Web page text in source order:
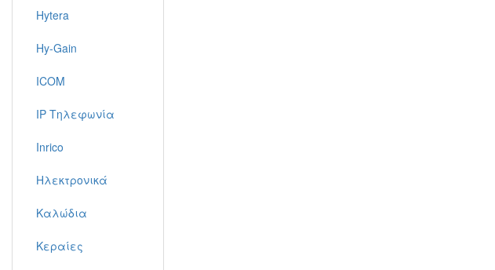
Hytera
Hy-Gain
ICOM
IP Τηλεφωνία
Inrico
Ηλεκτρονικά
Καλώδια
Κεραίες